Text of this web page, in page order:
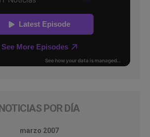
NOTICIAS POR DÍA
marzo 2007